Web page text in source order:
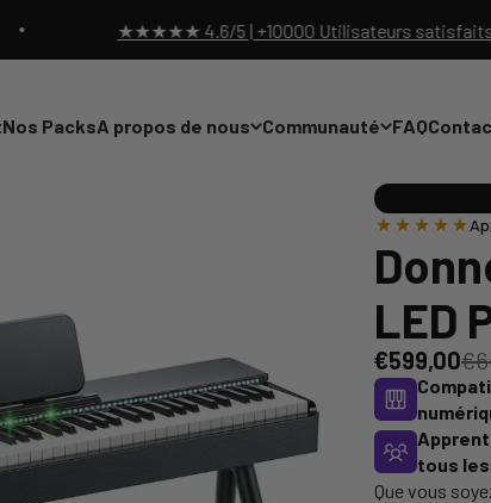
★★★★★ 4.6/5 | +10000 Utilisateurs satisfaits
Nos PacksA propos de nous Communauté FAQ
LED
€599,00
tous
Que vous